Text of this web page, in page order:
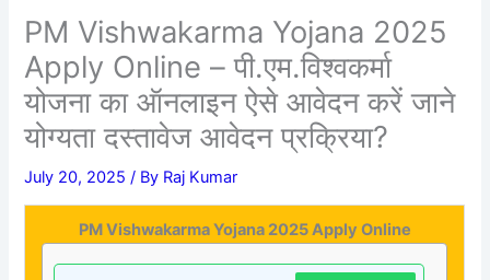
PM Vishwakarma Yojana 2025
Apply Online – पी.एम.विश्वकर्मा
योजना का ऑनलाइन ऐसे आवेदन करें जाने
योग्यता दस्तावेज आवेदन प्रक्रिया?
July 20, 2025/ By Raj Kumar
PM Vishwakarma Yojana 2025 Apply Online